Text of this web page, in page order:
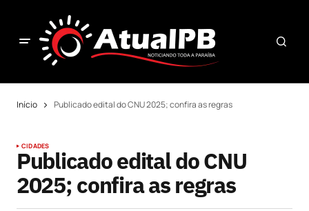
Início Publicado edital do CNU 2025; confira as regras
CIDADES
Publicado edital do CNU
2025; confira as regras